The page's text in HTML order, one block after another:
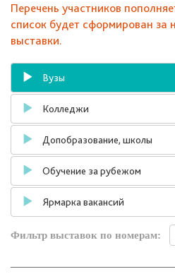
Перечень участников
список будет сформирован за
выставки.
Вузы
Колледжи
Допобразование, школы
Обучение за рубежом
Ярмарка вакансий
Фильтр выставок по номерам: